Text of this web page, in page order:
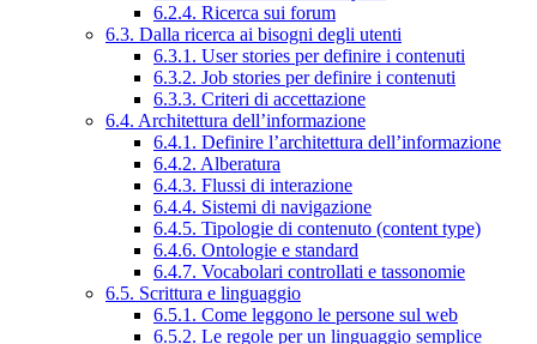
6.2.4. Ricerca sui forum
6.3. Dalla ricerca ai bisogni degli utenti
6.3.1. User stories per definire i contenuti
6.3.2. Job stories per definire i contenuti
6.3.3. Criteri di accettazione
6.4. Architettura dell’informazione
6.4.1. Definire l’architettura dell’informazione
6.4.2. Alberatura
6.4.3. Flussi di interazione
6.4.4. Sistemi di navigazione
6.4.5. Tipologie di contenuto (content type)
6.4.6. Ontologie e standard
6.4.7. Vocabolari controllati e tassonomie
6.5. Scrittura e linguaggio
6.5.1. Come leggono le persone sul web
6.5.2. Le regole per un linguaggio semplice